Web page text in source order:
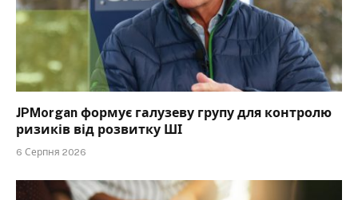
JPMorgan формує галузеву групу для контролю
ризиків від розвитку ШІ
6 Серпня 2026